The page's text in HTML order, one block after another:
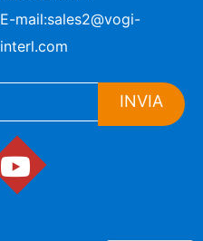
E-mail:sales2@vogi-
interl.com
INVIA